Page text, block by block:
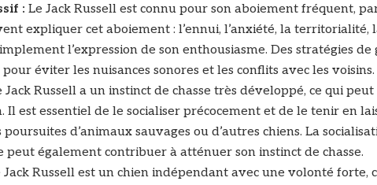
: Le Jack Russell est connu pour son aboiement fréquent,
expliquer cet aboiement : l’ennui, l’anxiété, la territorialité,
l’expression de son enthousiasme. Des stratégies de
éviter les nuisances sonores et les conflits avec les voisins.
Jack Russell a un instinct de chasse très développé, ce qui
est essentiel de le socialiser précocement et de le tenir en
d’animaux sauvages ou d’autres chiens. La
peut également contribuer à atténuer son instinct de chasse.
Jack Russell est un chien indépendant avec une volonté forte,